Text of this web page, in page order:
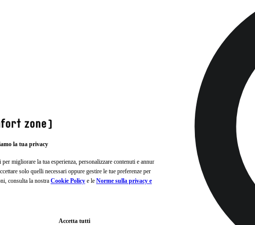
la tua privacy
migliorare la tua esperienza, personalizzare contenuti e annunci e
solo quelli necessari oppure gestire le tue preferenze per
consulta la nostra Cookie Policy e le Norme sulla privacy e
Accetta tutti